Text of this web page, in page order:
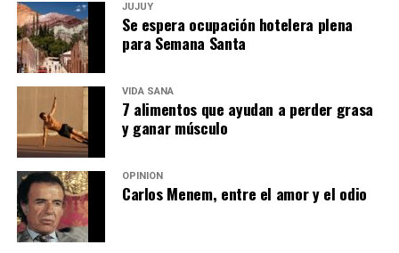
JUJUY
Se espera ocupación hotelera plena
para Semana Santa
VIDA SANA
7 alimentos que ayudan a perder grasa
y ganar músculo
OPINIÓN
Carlos Menem, entre el amor y el odio